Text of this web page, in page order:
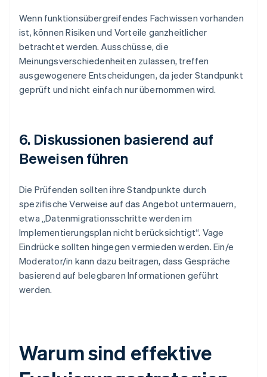
Wenn funktionsübergreifendes Fachwissen vorhanden
ist, können Risiken und Vorteile ganzheitlicher
betrachtet werden. Ausschüsse, die
Meinungsverschiedenheiten zulassen, treffen
ausgewogenere Entscheidungen, da jeder Standpunkt
geprüft und nicht einfach nur übernommen wird.
6. Diskussionen basierend auf
Beweisen führen
Die Prüfenden sollten ihre Standpunkte durch
spezifische Verweise auf das Angebot untermauern,
etwa „Datenmigrationsschritte werden im
Implementierungsplan nicht berücksichtigt“. Vage
Eindrücke sollten hingegen vermieden werden. Ein/e
Moderator/in kann dazu beitragen, dass Gespräche
basierend auf belegbaren Informationen geführt
werden.
Warum sind effektive